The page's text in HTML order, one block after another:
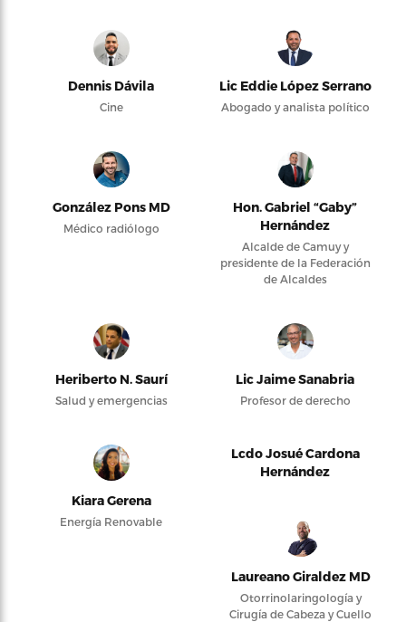
Dennis Dávila
Cine
Lic Eddie López Serrano
Abogado y analista político
González Pons MD
Médico radiólogo
Hon. Gabriel “Gaby”
Hernández
Alcalde de Camuy y
presidente de la Federación
de Alcaldes
Heriberto N. Saurí
Salud y emergencias
Lic Jaime Sanabria
Profesor de derecho
Kiara Gerena
Energía Renovable
Lcdo Josué Cardona
Hernández
Laureano Giraldez MD
Otorrinolaringología y
Cirugía de Cabeza y Cuello